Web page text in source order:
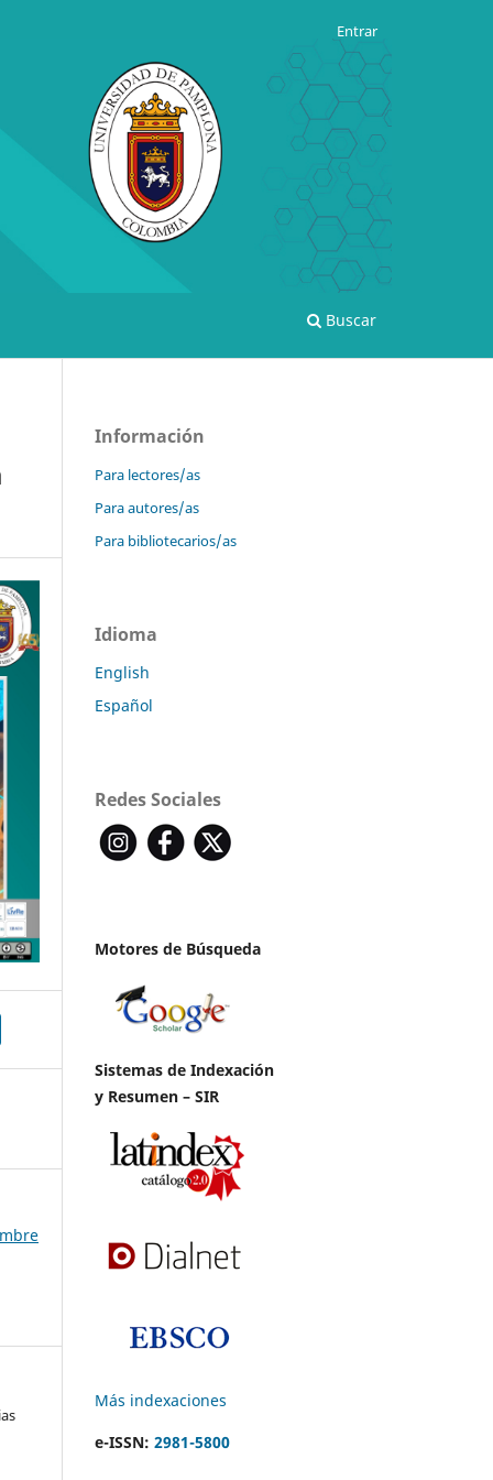
Buscar
Entrar
Información
Para lectores/as
Para autores/as
Para bibliotecarios/as
Idioma
English
Español
Redes Sociales
Motores de Búsqueda
Sistemas de Indexación
y Resumen – SIR
Más indexaciones
e-ISSN: 2981-5800